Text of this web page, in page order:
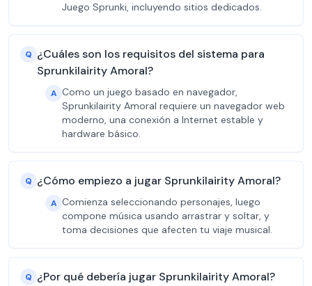
Juego Sprunki, incluyendo sitios dedicados.
Q ¿Cuáles son los requisitos del sistema para
Sprunkilairity Amoral?
A Como un juego basado en navegador,
Sprunkilairity Amoral requiere un navegador web
moderno, una conexión a Internet estable y
hardware básico.
Q ¿Cómo empiezo a jugar Sprunkilairity Amoral?
A Comienza seleccionando personajes, luego
compone música usando arrastrar y soltar, y
toma decisiones que afecten tu viaje musical.
Q ¿Por qué debería jugar Sprunkilairity Amoral?